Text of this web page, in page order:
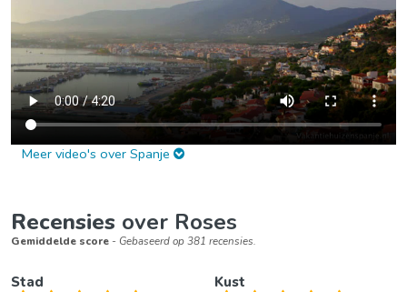
Meer video's over Spanje
Recensies over Roses
Gemiddelde score - Gebaseerd op 381 recensies.
Stad Kust